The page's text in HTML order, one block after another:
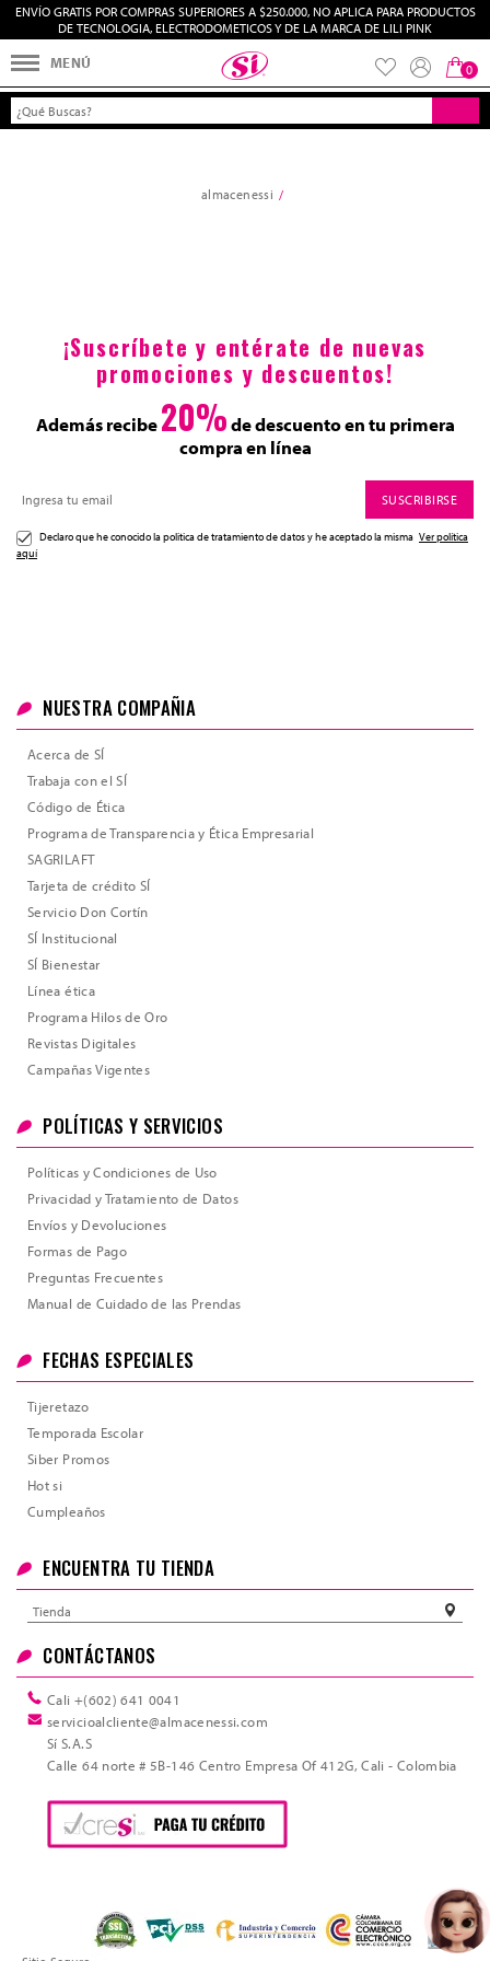
ENVÍO GRATIS POR COMPRAS SUPERIORES A $250.000, NO APLICA PARA PRODUCTOS
DE TECNOLOGIA, ELECTRODOMETICOS Y DE LA MARCA DE LILI PINK
0
almacenessi
Filtrar por Ordenar por
¡Suscríbete y entérate de nuevas
promociones y descuentos!
Además recibe20%de descuento en tu primera
compra en línea
SUSCRIBIRSE
Declaro que he conocido la politica de tratamiento de datos y he aceptado la misma Ver política
aquí
NUESTRA COMPAÑIA
Acerca de SÍ
Trabaja con el SÍ
Código de Ética
Programa de Transparencia y Ética Empresarial
SAGRILAFT
Tarjeta de crédito SÍ
Servicio Don Cortín
SÍ Institucional
SÍ Bienestar
Línea ética
Programa Hilos de Oro
Revistas Digitales
Campañas Vigentes
POLÍTICAS Y SERVICIOS
Políticas y Condiciones de Uso
Privacidad y Tratamiento de Datos
Envíos y Devoluciones
Formas de Pago
Preguntas Frecuentes
Manual de Cuidado de las Prendas
FECHAS ESPECIALES
Tijeretazo
Temporada Escolar
Siber Promos
Hot si
Cumpleaños
ENCUENTRA TU TIENDA
Tienda
CONTÁCTANOS
Cali +(602) 641 0041
servicioalcliente@almacenessi.com
Sí S.A.S
Calle 64 norte # 5B-146 Centro Empresa Of 412G, Cali - Colombia